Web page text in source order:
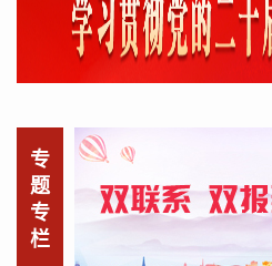
专
题
专
栏